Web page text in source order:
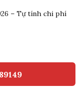
– Tự tính chi phí